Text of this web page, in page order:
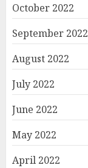
October 2022
September 2022
August 2022
July 2022
June 2022
May 2022
April 2022